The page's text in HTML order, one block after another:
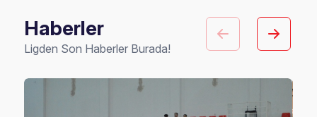
Haberler
Ligden Son Haberler Burada!